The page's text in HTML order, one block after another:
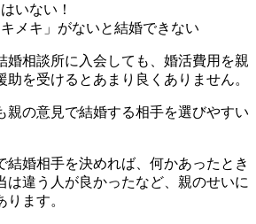
いない！
メキ」がないと結婚できない
婚相談所に入会しても、婚活費用を親
助を受けるとあまり良くありません。
親の意見で結婚する相手を選びやすい
結婚相手を決めれば、何かあったとき
違う人が良かったなど、親のせいに
ます。